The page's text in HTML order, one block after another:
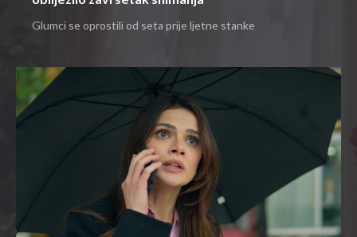
Glumci se oprostili od seta prije ljetne stanke